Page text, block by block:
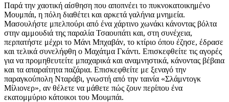
Παρά την χαοτική αίσθηση που αποπνέει το πυκνοκατοικημένο
Μουμπάι, η πόλη διαθέτει και αρκετά γαλήνια μνημεία.
Μασουλήστε μπελπούρι από ένα χάρτινο χωνάκι κάνοντας βόλτα
στην αμμουδιά της παραλία Τσαουπάτι και, στη συνέχεια,
περπατήστε μέχρι το Μάνι Μπχαβάν, το κτίριο όπου έζησε, έδρασε
και τελικά συνελήφθη ο Μαχάτμα Γκάντι. Επισκεφθείτε τις αγορές
για να προμηθευτείτε μπαχαρικά και αναμνηστικά, κάνοντας βέβαια
και τα απαραίτητα παζάρια. Επισκεφθείτε με ξεναγό την
παραγκούπολη Νταράβι, γνωστή από την ταινία «Σλάμντογκ
Μίλιονερ», αν θέλετε να μάθετε πώς ζουν περίπου ένα
εκατομμύριο κάτοικοι του Μουμπάι.